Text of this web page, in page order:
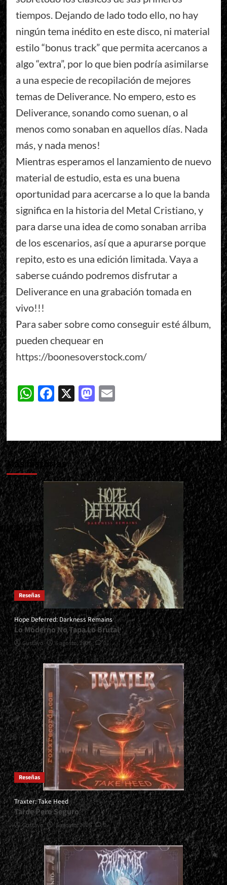
tiempos. Dejando de lado todo ello, no hay
ningún tema inédito en este disco, ni material
estilo “bonus track” que permita acercanos a
algo “extra”, por lo que bien podría asimilarse
a una especie de recopilación de mejores
temas de Deliverance. No empero, esto es
Deliverance, sonando como suenan, o al
menos como sonaban en aquellos días. Nada
más, y nada menos!
Mientras esperamos el lanzamiento de nuevo
material de estudio, esta es una buena
oportunidad para acercarse a lo que la banda
significa en la historia del Metal Cristiano, y
para darse una idea de como sonaban arriba
de los escenarios, así que a apurarse porque
repito, esto es una edición limitada. Vaya a
saberse cuándo podremos disfrutar a
Deliverance en una grabación tomada en
vivo!!!
Para saber sobre como conseguir esté álbum,
pueden chequear en
https://boonesoverstock.com/
WhatsApp
Facebook
X Mastodon
Email
Más historias
Reseñas
Hope Deferred: Darkness Remains
Lo Moderno No Tapa Lo Brutal
Gustavo 6 agosto, 2026 0
Reseñas
Traxter: Take Heed
Tarde Pero Seguro
Gustavo 3 agosto, 2026 0